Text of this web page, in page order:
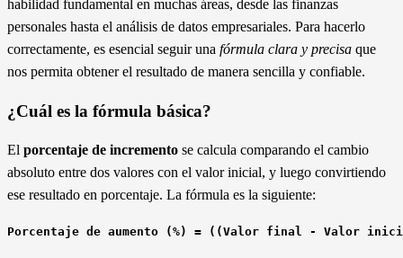
habilidad fundamental en muchas áreas, desde las finanzas
personales hasta el análisis de datos empresariales. Para hacerlo
correctamente, es esencial seguir una fórmula clara y precisa que
nos permita obtener el resultado de manera sencilla y confiable.
¿Cuál es la fórmula básica?
El porcentaje de incremento se calcula comparando el cambio
absoluto entre dos valores con el valor inicial, y luego convirtiendo
ese resultado en porcentaje. La fórmula es la siguiente:
Porcentaje de aumento (%) = ((Valor final - Valor